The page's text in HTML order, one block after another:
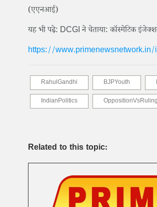
(एएनआई)
यह भी पढ़े: DCGI ने चेताया: कॉस्मेटिक
https://
RahulGandhi BJPYouth
IndianPolitics
Related to this topic: